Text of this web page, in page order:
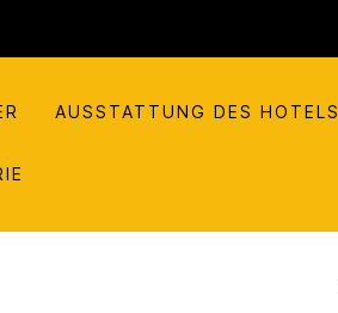
AUSSTATTUNG DES HOTELS